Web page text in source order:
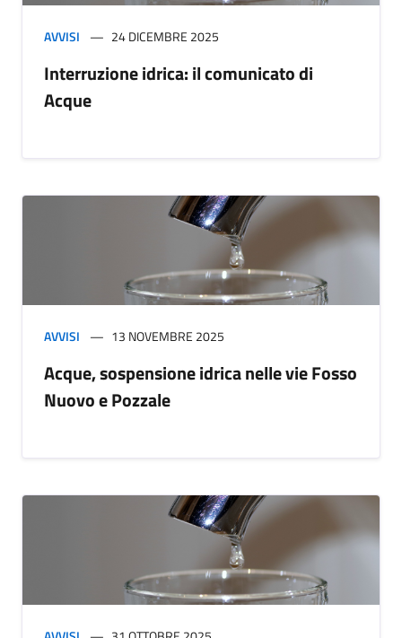
AVVISI 24 DICEMBRE 2025
Interruzione idrica: il comunicato di
Acque
AVVISI 13 NOVEMBRE 2025
Acque, sospensione idrica nelle vie Fosso
Nuovo e Pozzale